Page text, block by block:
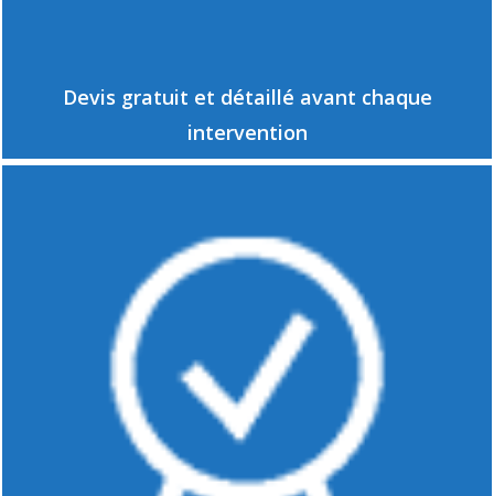
Devis gratuit et détaillé avant chaque
intervention